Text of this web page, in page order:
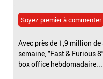
Soyez premier à commenter
Avec près de 1,9 million
semaine, "Fast & Furious
box office hebdomadaire...